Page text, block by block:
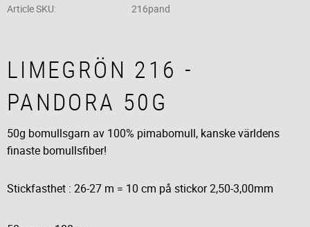
Article SKU
216pand
LIMEGRÖN 216 -
PANDORA 50G
50g bomullsgarn av 100% pimabomull, kanske världens
finaste bomullsfiber!
Stickfasthet : 26-27 m = 10 cm på stickor 2,50-3,00mm